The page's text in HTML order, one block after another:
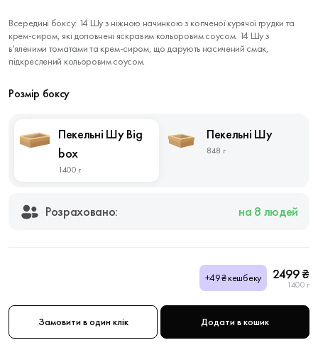
Всередині боксу: 14 Шу з ніжною начинкою з копченої курячої грудки та
крем-сиром, які доповнені яскравим кольоровим соусом. 14 Шу з
в'яленими томатами та крем-сиром, що дарують насичений смак,
підкреслений кольоровим соусом.
Розмір боксу
Пекельні Шу Big
box
1400 г
Пекельні Шу
848 г
Розраховано: на 8 людей
+49₴ кешбеку 2499 ₴
1400 г
Замовити в один клік Додати в кошик